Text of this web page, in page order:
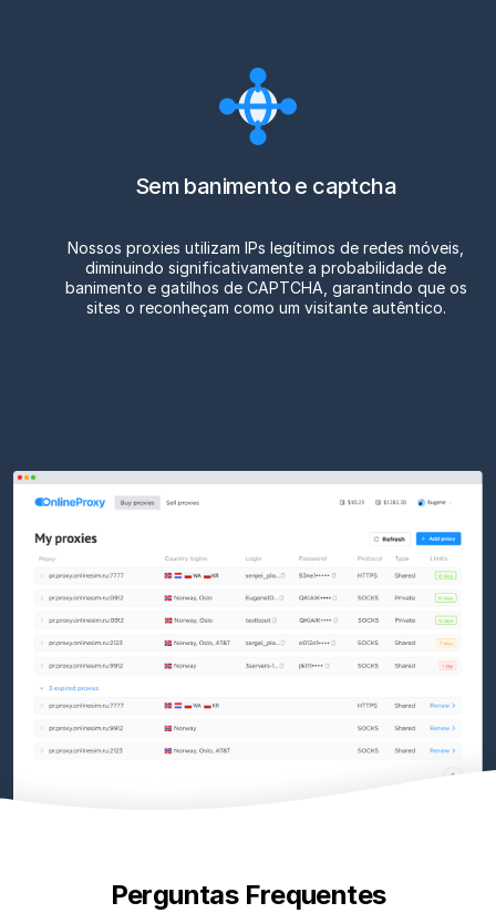
Sem banimento e captcha
Nossos proxies utilizam IPs legítimos de redes móveis,
diminuindo significativamente a probabilidade de
banimento e gatilhos de CAPTCHA, garantindo que os
sites o reconheçam como um visitante autêntico.
Perguntas Frequentes